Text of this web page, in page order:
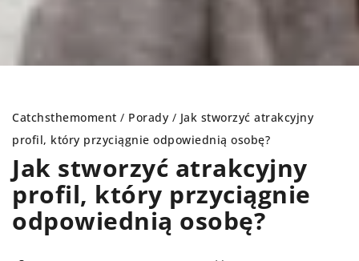
Catchsthemoment / Porady / Jak stworzyć atrakcyjny
profil, który przyciągnie odpowiednią osobę?
Jak stworzyć atrakcyjny
profil, który przyciągnie
odpowiednią osobę?